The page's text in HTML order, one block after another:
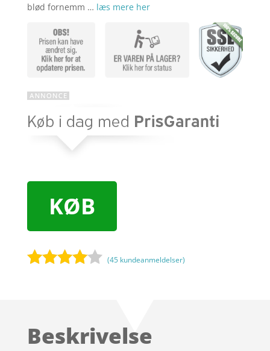
blød fornemm … læs mere her
KØB
på
(45 kundeanmeldelser)
Beskrivelse